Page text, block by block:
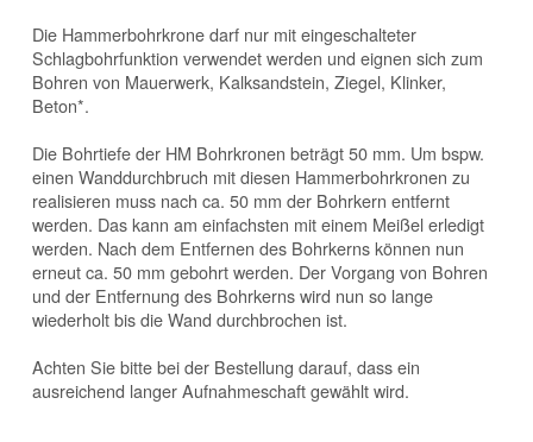
Die Hammerbohrkrone darf nur mit eingeschalteter
Schlagbohrfunktion verwendet werden und eignen sich zum
Bohren von Mauerwerk, Kalksandstein, Ziegel, Klinker,
Beton*.
Die Bohrtiefe der HM Bohrkronen beträgt 50 mm. Um bspw.
einen Wanddurchbruch mit diesen Hammerbohrkronen zu
realisieren muss nach ca. 50 mm der Bohrkern entfernt
werden. Das kann am einfachsten mit einem Meißel erledigt
werden. Nach dem Entfernen des Bohrkerns können nun
erneut ca. 50 mm gebohrt werden. Der Vorgang von Bohren
und der Entfernung des Bohrkerns wird nun so lange
wiederholt bis die Wand durchbrochen ist.
Achten Sie bitte bei der Bestellung darauf, dass ein
ausreichend langer Aufnahmeschaft gewählt wird.